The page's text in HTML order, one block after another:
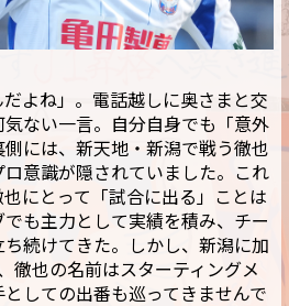
だよね」。電話越しに奥さまと交
ない一言。自分自身でも「意外
には、新天地・新潟で戦う徹也
意識が隠されていました。これ
にとって「試合に出る」ことは
も主力として実績を積み、チー
続けてきた。しかし、新潟に加
徹也の名前はスターティングメ
しての出番も巡ってきませんで